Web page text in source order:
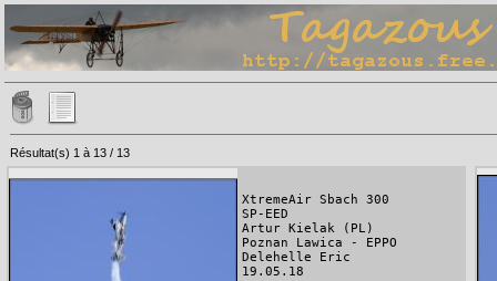
Résultat(s) 1 à 13 / 13
XtremeAir Sbach 300
SP-EED
Artur Kielak (PL)
Poznan Lawica - EPPO
Delehelle Eric
19.05.18